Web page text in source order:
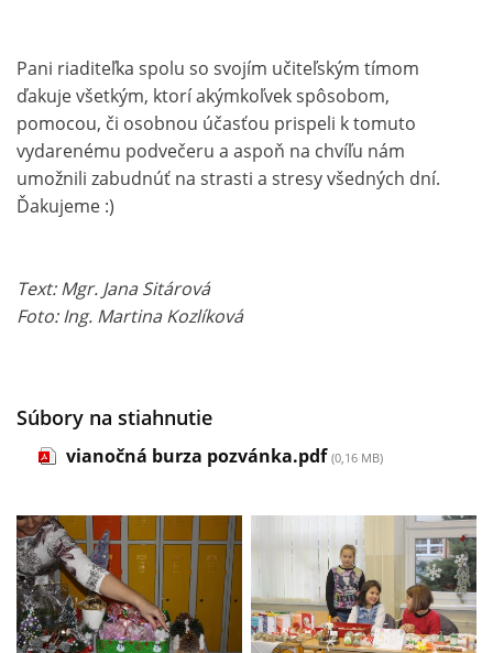
Pani riaditeľka spolu so svojím učiteľským tímom
ďakuje všetkým, ktorí akýmkoľvek spôsobom,
pomocou, či osobnou účasťou prispeli k tomuto
vydarenému podvečeru a aspoň na chvíľu nám
umožnili zabudnúť na strasti a stresy všedných dní.
Ďakujeme :)
Text: Mgr. Jana Sitárová
Foto: Ing. Martina Kozlíková
Súbory na stiahnutie
vianočná burza pozvánka.pdf (0,16 MB)